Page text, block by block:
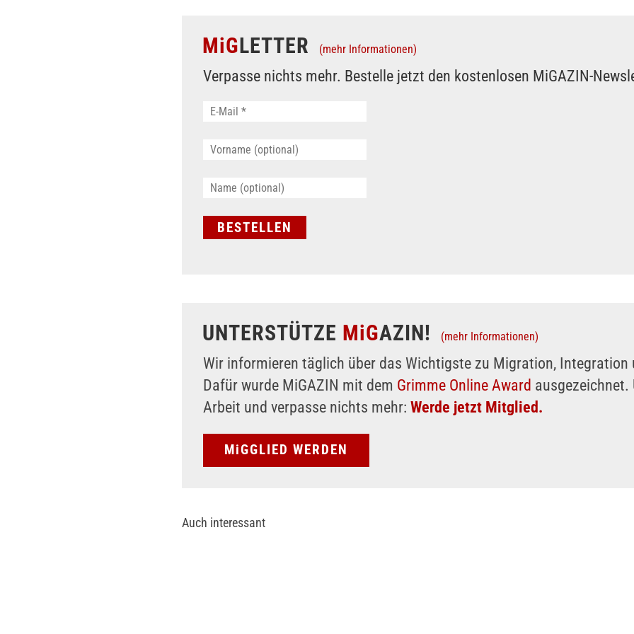
MiGLETTER (mehr Informationen)
Verpasse nichts mehr. Bestelle jetzt den kostenlosen MiGAZIN-
UNTERSTÜTZE MiGAZIN! (mehr Informationen)
Wir informieren täglich über das Wichtigste zu Migration, Integration
Dafür wurde MiGAZIN mit dem Grimme Online Award
Arbeit und verpasse nichts mehr: Werde jetzt Mitglied.
MiGGLIED WERDEN
Auch interessant